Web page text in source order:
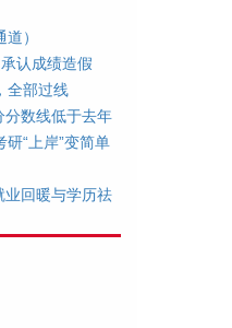
）
认成绩造假
全部过线
分数线低于去年
“上岸”变简单
业回暖与学历祛